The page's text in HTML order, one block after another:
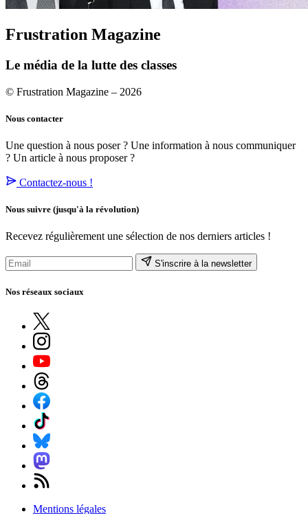
Frustration Magazine
Le média de la lutte des classes
© Frustration Magazine – 2026
Nous contacter
Une question à nous poser ? Une information à nous communiquer
? Un article à nous proposer ?
Contactez-nous !
Nous suivre (jusqu'à la révolution)
Recevez régulièrement une sélection de nos derniers articles !
S'inscrire à la newsletter
Nos réseaux sociaux
Mentions légales